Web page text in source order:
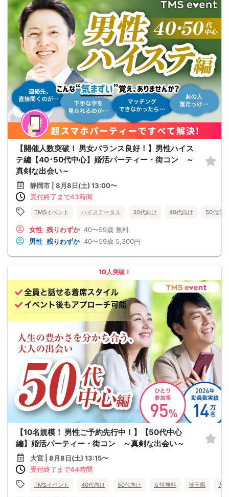
【開催人数突破！ 男女バランス良好！】男性ハイス
テ編【40･50代中心】婚活パーティー・街コン ～
真剣な出会い～
静岡市 | 8月8日(土) 13:00〜
受付終了まで43時間
TMSイベント ハイステータス 30代向け 40代向け 50代向け
女性 残りわずか 40〜59歳 無料
男性 残りわずか 40〜59歳 5,300円
10人突破！
【10名規模！ 男性ご予約先行中！】【50代中心
編】婚活パーティー・街コン ～真剣な出会い～
大宮 | 8月8日(土) 13:15〜
受付終了まで44時間
TMSイベント 40代向け 50代向け 女性無料 埼玉県 大宮